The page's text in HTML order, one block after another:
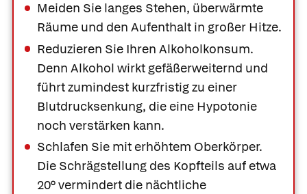
Meiden Sie langes Stehen, überwärmte
Räume und den Aufenthalt in großer Hitze.
Reduzieren Sie Ihren Alkoholkonsum.
Denn Alkohol wirkt gefäßerweiternd und
führt zumindest kurzfristig zu einer
Blutdrucksenkung, die eine Hypotonie
noch verstärken kann.
Schlafen Sie mit erhöhtem Oberkörper.
Die Schrägstellung des Kopfteils auf etwa
20° vermindert die nächtliche